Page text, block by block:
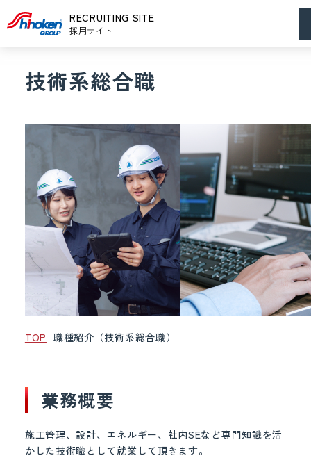
RECRUITING SITE
採用サイト
技術系総合職
TOP 職種紹介（技術系総合職）
業務概要
施工管理、設計、エネルギー、社内SEなど専門知識を活
かした技術職として就業して頂きます。